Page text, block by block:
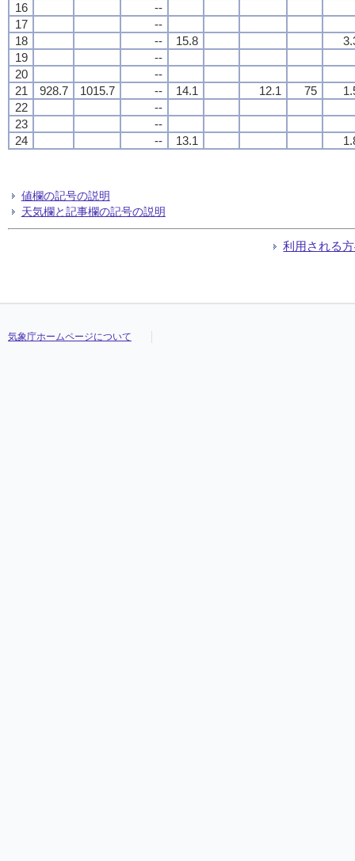
16
--
17
--
18
-- 15.8
19
--
20
--
21
928.7 1015.7 -- 14.1 12.1 75
22
--
23
--
24
-- 13.1
値欄の記号の説明
天気欄と記事欄の記号の説明
利用される
気象庁ホームページについて